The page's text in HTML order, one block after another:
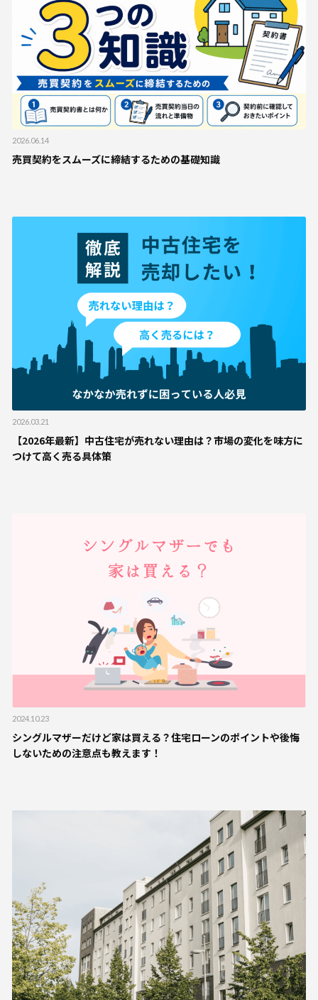
2026.06.14
売買契約をスムーズに締結するための基礎知識
2026.03.21
【2026年最新】中古住宅が売れない理由は？市場の変化を味方に
つけて高く売る具体策
2024.10.23
シングルマザーだけど家は買える？住宅ローンのポイントや後悔
しないための注意点も教えます！